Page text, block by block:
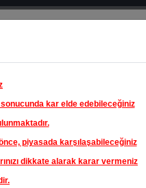
Partnerlerimiz
kar elde edebileceğiniz
piyasada karşılaşabileceğiniz
dikkate alarak karar vermeniz